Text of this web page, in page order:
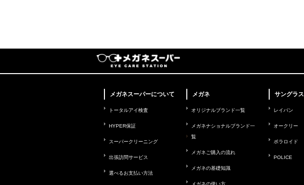
メガネスーパーについて
トータルアイ検査
HYPER保証
スーパークリーニング
出張訪問サービス
選べるお支払い方法
メガネ
オリジナルブランド一覧
メガネナショナルブランド一
覧
メガネご購入の流れ
メガネの基礎知識
メガネの使い方
サングラス
レイバン
オークリー
ポラロイド
POLICE